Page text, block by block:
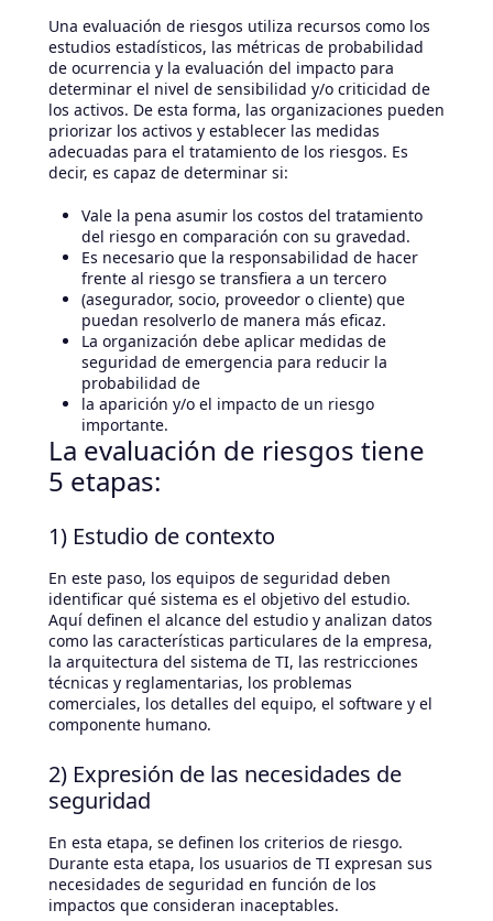
Una evaluación de riesgos utiliza recursos como los
estudios estadísticos, las métricas de probabilidad
de ocurrencia y la evaluación del impacto para
determinar el nivel de sensibilidad y/o criticidad de
los activos. De esta forma, las organizaciones pueden
priorizar los activos y establecer las medidas
adecuadas para el tratamiento de los riesgos. Es
decir, es capaz de determinar si:
Vale la pena asumir los costos del tratamiento
del riesgo en comparación con su gravedad.
Es necesario que la responsabilidad de hacer
frente al riesgo se transfiera a un tercero
(asegurador, socio, proveedor o cliente) que
puedan resolverlo de manera más eficaz.
La organización debe aplicar medidas de
seguridad de emergencia para reducir la
probabilidad de
la aparición y/o el impacto de un riesgo
importante.
La evaluación de riesgos tiene
5 etapas:
1) Estudio de contexto
En este paso, los equipos de seguridad deben
identificar qué sistema es el objetivo del estudio.
Aquí definen el alcance del estudio y analizan datos
como las características particulares de la empresa,
la arquitectura del sistema de TI, las restricciones
técnicas y reglamentarias, los problemas
comerciales, los detalles del equipo, el software y el
componente humano.
2) Expresión de las necesidades de
seguridad
En esta etapa, se definen los criterios de riesgo.
Durante esta etapa, los usuarios de TI expresan sus
necesidades de seguridad en función de los
impactos que consideran inaceptables.